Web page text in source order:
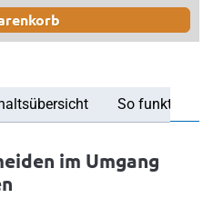
So
im Umgang